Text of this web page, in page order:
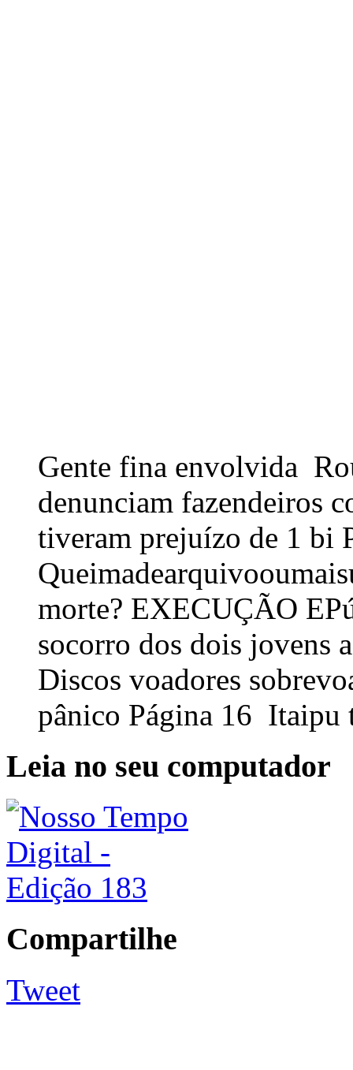
Gente fina envolvida
denunciam fazendeiros
tiveram prejuízo de 1 bi
morte? EXECUÇÃO
socorro dos dois jovens
Discos voadores
pânico Página 16 Itaipu
Leia no seu computador
Compartilhe
Tweet